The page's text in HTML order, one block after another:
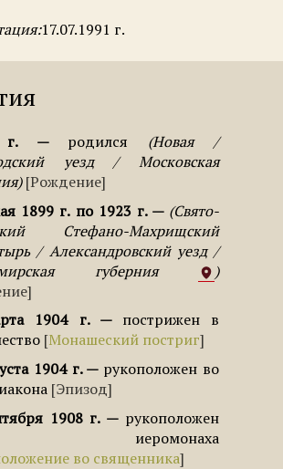
17.07.1991 г.
г. родился
Новая /
уезд / Московская
Рождение
1899 г. по 1923 г.
Свято-
Стефано-Махрищский
/ Александровский уезд /
губерния
1904 г.
пострижен в
Монашеский постриг
1904 г.
рукоположен во
Эпизод
1908 г.
рукоположен
иеромонаха
во священника